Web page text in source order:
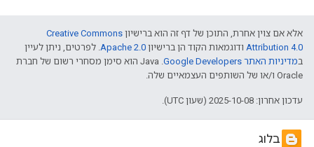
אלא אם צוין אחרת, התוכן של דף זה הוא ברישיון Creative Commons
Attribution 4.0 ודוגמאות הקוד הן ברישיון Apache 2.0. לפרטים, ניתן לעיין
במדיניות האתר Google Developers‏
.‏ Java הוא סימן מסחרי רשום של חברת
Oracle ו/או של השותפים העצמאיים שלה.
עדכון אחרון: 2025-10-08 (שעון UTC).
בלוג